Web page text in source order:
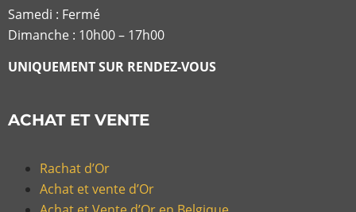
Samedi : Fermé
Dimanche : 10h00 – 17h00
UNIQUEMENT SUR RENDEZ-VOUS
ACHAT ET VENTE
Rachat d’Or
Achat et vente d’Or